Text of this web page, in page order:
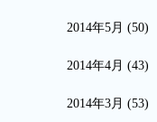
2014年5月 (50)
2014年4月 (43)
2014年3月 (53)